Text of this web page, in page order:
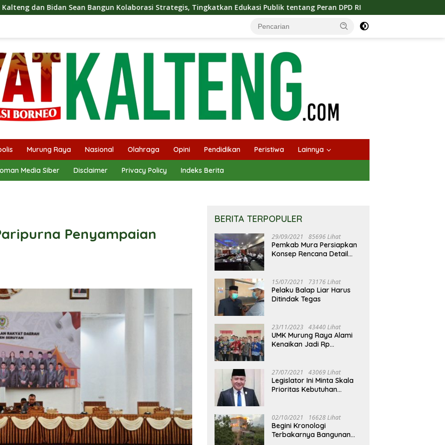
Bangun Kolaborasi Strategis, Tingkatkan Edukasi Publik tentang Peran DPD RI Masuknya Musim Kemarau PT Pada
Murung Raya Nasional Olahraga Opini Pendidikan Peristiwa Lainnya
Media Siber Disclaimer Privacy Policy Indeks Berita
Penyampaian
BERITA TERPOPULER
29/09/2021 85696 Lihat
Pemkab Mura Persiapkan
Konsep Rencana Detail
15/07/2021 73176 Lihat
Pelaku Balap Liar Harus
Ditindak Tegas
23/11/2023 43440 Lihat
UMK Murung Raya Alami
Kenaikan Jadi Rp
27/07/2021 43069 Lihat
Legislator Ini Minta Skala
Prioritas Kebutuhan
02/10/2021 16628 Lihat
Begini Kronologi
Terbakarnya Bangunan